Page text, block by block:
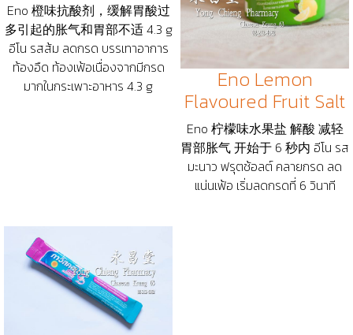
Eno 橙味抗酸剂，缓解胃酸过
多引起的胀气和胃部不适 4.3 g
อีโน รสส้ม ลดกรด บรรเทาอาการ
ท้องอืด ท้องเฟ้อเนื่องจากมีกรด
มากในกระเพาะอาหาร 4.3 g
Eno Lemon
Flavoured Fruit Salt
Eno 柠檬味水果盐 解酸 减轻
胃部胀气 开始于 6 秒内 อีโน รส
มะนาว ฟรุตช้อลต์ คลายกรด ลด
แน่นเฟ้อ เริ่มลดกรดที่ 6 วินาที